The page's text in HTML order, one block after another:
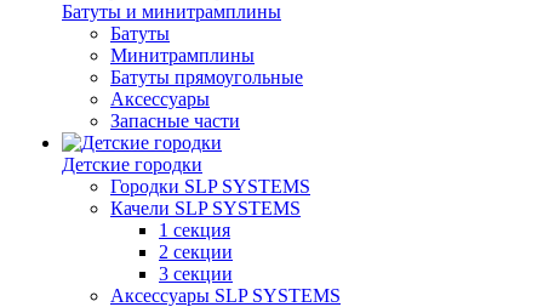
Батуты и минитрамплины
Батуты
Минитрамплины
Батуты прямоугольные
Аксессуары
Запасные части
Детские городки
Городки SLP SYSTEMS
Качели SLP SYSTEMS
1 секция
2 секции
3 секции
Аксессуары SLP SYSTEMS